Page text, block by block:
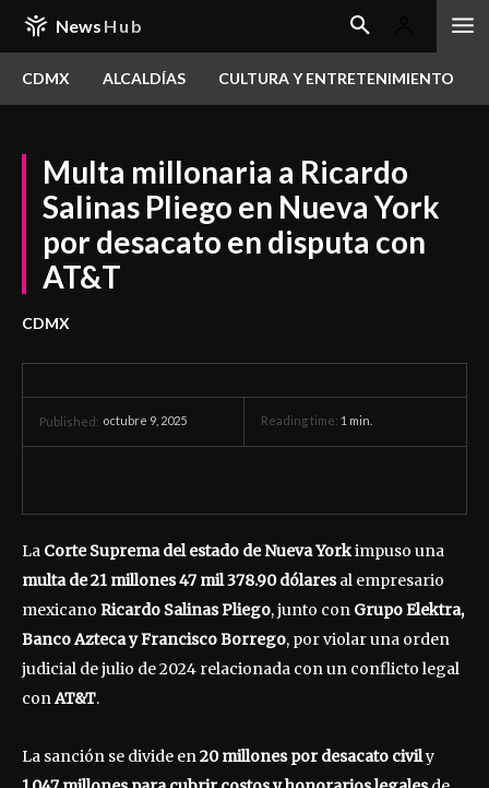
News Hub
CDMX ALCALDÍAS CULTURA Y ENTRETENIMIENTO
Multa millonaria a Ricardo
Salinas Pliego en Nueva York
por desacato en disputa con
AT&T
CDMX
Published: octubre 9, 2025 Reading time: 1 min.
La Corte Suprema del estado de Nueva Yorkimpuso una
multa de 21 millones 47 mil 378.90 dólaresal empresario
mexicano Ricardo Salinas Pliego, junto con Grupo Elektra,
Banco Azteca y Francisco Borrego, por violar una orden
judicial de julio de 2024 relacionada con un conflicto legal
conAT&T.
La sanción se divide en20 millones por desacato civily